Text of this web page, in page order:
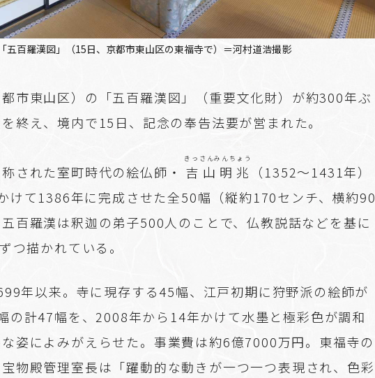
五百羅漢図」（15日、京都市東山区の東福寺で）＝河村道浩撮影
市東山区）の「五百羅漢図」（重要文化財）が約300年ぶ
終え、境内で15日、記念の奉告法要が営まれた。
された室町時代の絵仏師・ 吉山明兆
きっさんみんちょう
（1352～1431年）
けて1386年に完成させた全50幅（縦約170センチ、横約90
百羅漢は釈迦の弟子500人のことで、仏教説話などを基に
つ描かれている。
年以来。寺に現存する45幅、江戸初期に狩野派の絵師が
の計47幅を、2008年から14年かけて水墨と極彩色が調和
姿によみがえらせた。事業費は約6億7000万円。東福寺の
物殿管理室長は「躍動的な動きが一つ一つ表現され、色彩